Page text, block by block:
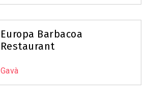
Europa Barbacoa
Restaurant
Gavà